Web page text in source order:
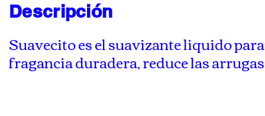
Descripción
Suavecito es el suavizante liquido
fragancia duradera, reduce las